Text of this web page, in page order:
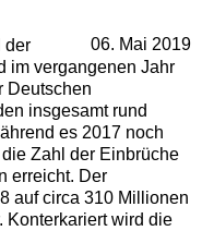
06. Mai 2019
der
im vergangenen Jahr
Deutschen
insgesamt rund
es 2017 noch
Zahl der Einbrüche
erreicht. Der
auf circa 310 Millionen
Konterkariert wird die